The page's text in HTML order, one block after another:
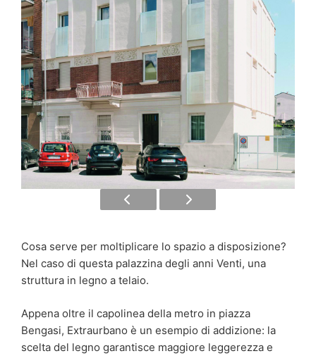
Cosa serve per moltiplicare lo spazio a disposizione?
Nel caso di questa palazzina degli anni Venti, una
struttura in legno a telaio.
Appena oltre il capolinea della metro in piazza
Bengasi, Extraurbano è un esempio di addizione: la
scelta del legno garantisce maggiore leggerezza e